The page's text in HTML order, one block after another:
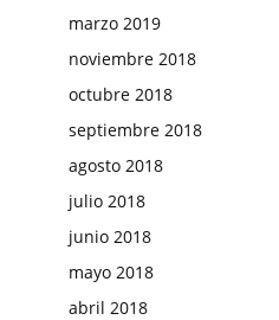
marzo 2019
noviembre 2018
octubre 2018
septiembre 2018
agosto 2018
julio 2018
junio 2018
mayo 2018
abril 2018